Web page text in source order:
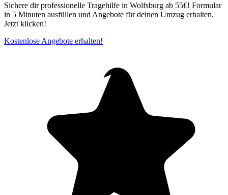
Sichere dir professionelle Tragehilfe in Wolfsburg ab 55€! Formular
in 5 Minuten ausfüllen und Angebote für deinen Umzug erhalten.
Jetzt klicken!
Kostenlose Angebote erhalten!